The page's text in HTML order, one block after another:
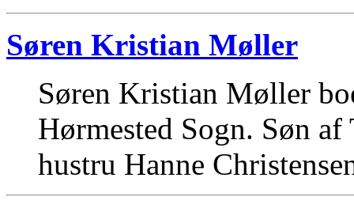
Søren Kristian Møller
Søren Kristian Møller
Hørmested Sogn. Søn
hustru Hanne